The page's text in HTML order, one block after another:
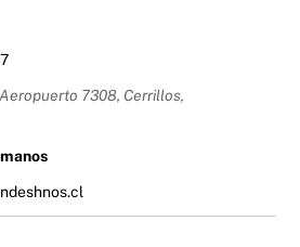
7308, Cerrillos,